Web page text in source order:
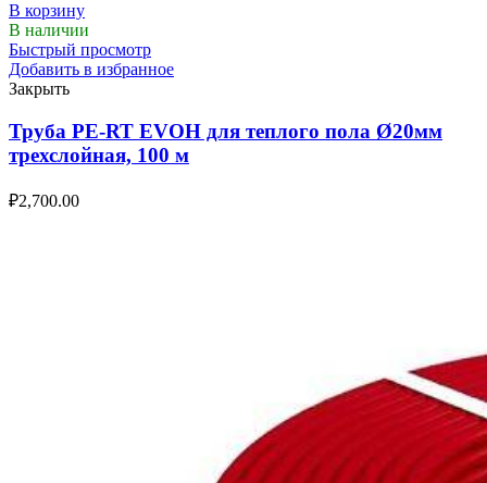
В корзину
В наличии
Быстрый просмотр
Добавить в избранное
Закрыть
Труба PE-RT EVOH для теплого пола Ø20мм
трехслойная, 100 м
₽2,700.00